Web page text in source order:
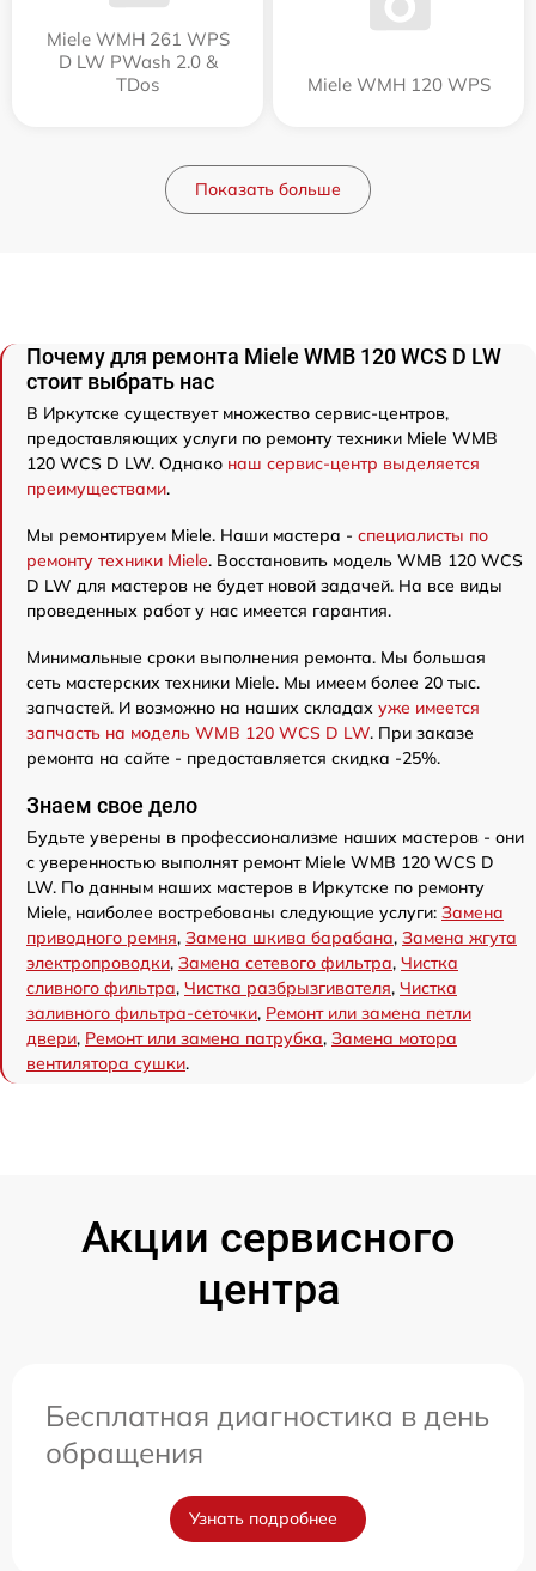
Miele WMH 261 WPS
D LW PWash 2.0 &
TDos
Miele WMH 120 WPS
Показать больше
Почему для ремонта Miele WMB 120 WCS D LW
стоит выбрать нас
В Иркутске существует множество сервис-центров,
предоставляющих услуги по ремонту техники Miele WMB
120 WCS D LW. Однако наш сервис-центр выделяется
преимуществами.
Мы ремонтируем Miele. Наши мастера - специалисты по
ремонту техники Miele. Восстановить модель WMB 120 WCS
D LW для мастеров не будет новой задачей. На все виды
проведенных работ у нас имеется гарантия.
Минимальные сроки выполнения ремонта. Мы большая
сеть мастерских техники Miele. Мы имеем более 20 тыс.
запчастей. И возможно на наших складах уже имеется
запчасть на модель WMB 120 WCS D LW. При заказе
ремонта на сайте - предоставляется скидка -25%.
Знаем свое дело
Будьте уверены в профессионализме наших мастеров - они
с уверенностью выполнят ремонт Miele WMB 120 WCS D
LW. По данным наших мастеров в Иркутске по ремонту
Miele, наиболее востребованы следующие услуги: Замена
приводного ремня, Замена шкива барабана, Замена жгута
электропроводки, Замена сетевого фильтра, Чистка
сливного фильтра, Чистка разбрызгивателя, Чистка
заливного фильтра-сеточки, Ремонт или замена петли
двери, Ремонт или замена патрубка, Замена мотора
вентилятора сушки.
Акции сервисного
центра
Бесплатная диагностика в день
обращения
Узнать подробнее